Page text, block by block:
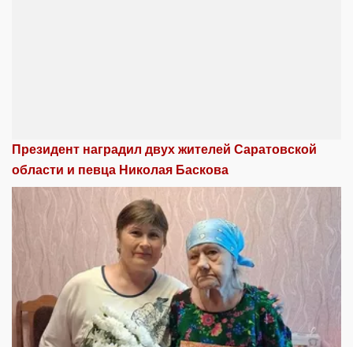
Президент наградил двух жителей Саратовской
области и певца Николая Баскова